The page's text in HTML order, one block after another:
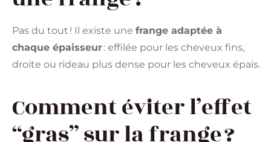
Pas du tout ! Il existe une frange adaptée à
chaque épaisseur: effilée pour les cheveux fins,
droite ou rideau plus dense pour les cheveux épais.
Comment éviter l’effet
“gras” sur la frange ?